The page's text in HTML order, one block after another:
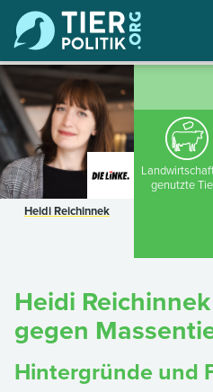
Heidi Reichinnek
genutzte
Heidi
gegen
Hintergründe und